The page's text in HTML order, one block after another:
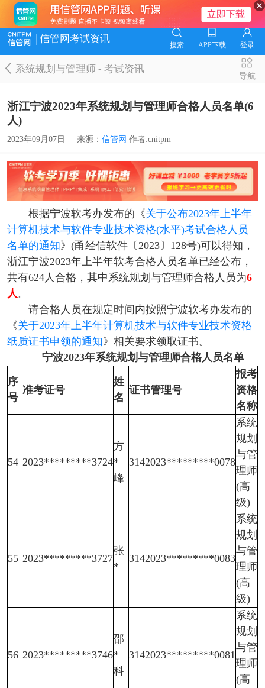
信管网考试资讯
搜索 APP下载 登录
系统规划与管理师-考试资讯
导航
浙江宁波2023年系统规划与管理师合格人员名单(6
人)
2023年09月07日 来源： 信管网 作者:cnitpm
根据宁波软考办发布的《关于公布2023年上半年
计算机技术与软件专业技术资格(水平)考试合格人员
名单的通知》(甬经信软件〔2023〕128号)可以得知，
浙江宁波2023年上半年软考合格人员名单已经公布，
共有624人合格，其中系统规划与管理师合格人员为6
人。
请合格人员在规定时间内按照宁波软考办发布的
《关于2023年上半年计算机技术与软件专业技术资格
纸质证书申领的通知》相关要求领取证书。
宁波2023年系统规划与管理师合格人员名单
序
号
准考证号
姓
名
证书管理号
报考
资格
名称
54 2023*********3724
方
*
峰
3142023*********0078
系统
规划
与管
理师
(高
级)
55 2023*********3727
张
*
3142023*********0083
系统
规划
与管
理师
(高
级)
56 2023*********3746
邵
*
科
3142023*********0081
系统
规划
与管
理师
(高